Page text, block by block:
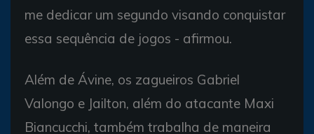
me dedicar um segundo visando conquistar
essa sequência de jogos - afirmou.
Além de Ávine, os zagueiros Gabriel
Valongo e Jailton, além do atacante Maxi
Biancucchi, também trabalha de maneira